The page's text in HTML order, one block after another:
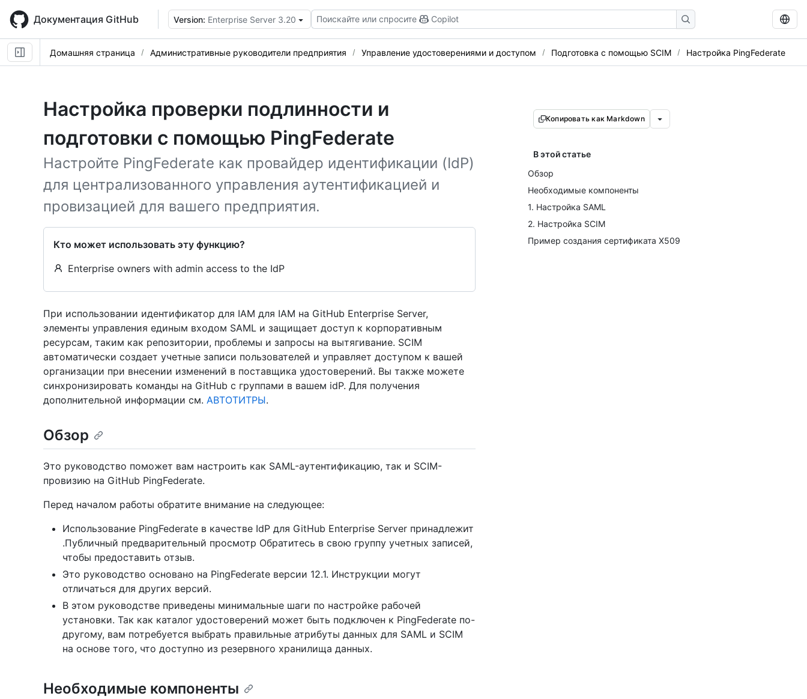
main
content
Документация GitHub Version: Enterprise Server 3.20 Поискайте или спросите Copilot
Домашняя страница Административные руководители предприятия Управление удостоверениями и доступом Подготовка с помощью SCIM Настройка PingFederate
Настройка проверки подлинности и
подготовки с помощью PingFederate
Настройте PingFederate как провайдер идентификации (IdP)
для централизованного управления аутентификацией и
провизацией для вашего предприятия.
Кто может использовать эту функцию?
Enterprise owners with admin access to the IdP
Копировать как Markdown
В этой статье
Обзор
Необходимые компоненты
1. Настройка SAML
2. Настройка SCIM
Пример создания сертификата X509
При использовании идентификатор для IAM для IAM на GitHub Enterprise Server,
элементы управления единым входом SAML и защищает доступ к корпоративным
ресурсам, таким как репозитории, проблемы и запросы на вытягивание. SCIM
автоматически создает учетные записи пользователей и управляет доступом к вашей
организации при внесении изменений в поставщика удостоверений. Вы также можете
синхронизировать команды на GitHub с группами в вашем idP. Для получения
дополнительной информации см. АВТОТИТРЫ.
Обзор
Это руководство поможет вам настроить как SAML-аутентификацию, так и SCIM-
провизию на GitHub PingFederate.
Перед началом работы обратите внимание на следующее:
Использование PingFederate в качестве IdP для GitHub Enterprise Server принадлежит
.Публичный предварительный просмотр Обратитесь в свою группу учетных записей,
чтобы предоставить отзыв.
Это руководство основано на PingFederate версии 12.1. Инструкции могут
отличаться для других версий.
В этом руководстве приведены минимальные шаги по настройке рабочей
установки. Так как каталог удостоверений может быть подключен к PingFederate по-
другому, вам потребуется выбрать правильные атрибуты данных для SAML и SCIM
на основе того, что доступно из резервного хранилища данных.
Необходимые компоненты